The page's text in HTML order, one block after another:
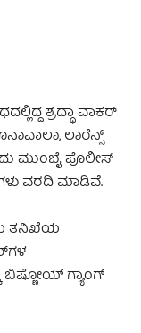
ಶ್ರದ್ಧಾ ವಾಕರ್
ಲಾರೆನ್ಸ್
ಮುಂಬೈ ಪೊಲೀಸ್
ವರದಿ ಮಾಡಿವೆ.
ತನಿಖೆಯ
ಬಿಷ್ಣೋಯ್ ಗ್ಯಾಂಗ್